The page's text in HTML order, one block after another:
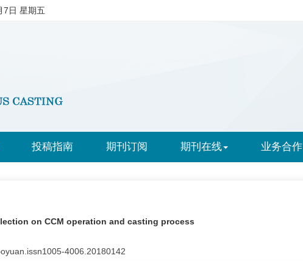
7日 星期五
投稿指南 期刊订阅 期刊在线 业务合作
on CCM operation and casting process
4006.20180142